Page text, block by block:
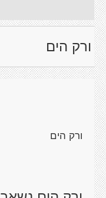
ורק הים
ורק הים